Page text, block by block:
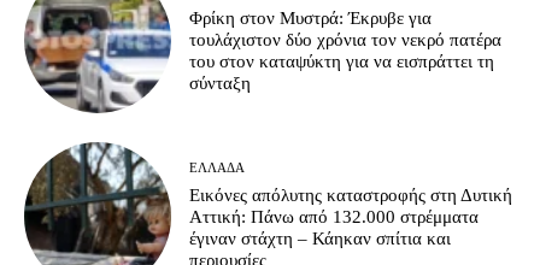
Φρίκη στον Μυστρά: Έκρυβε για
τουλάχιστον δύο χρόνια τον νεκρό πατέρα
του στον καταψύκτη για να εισπράττει τη
σύνταξη
ΕΛΛΆΔΑ
Εικόνες απόλυτης καταστροφής στη Δυτική
Αττική: Πάνω από 132.000 στρέμματα
έγιναν στάχτη – Κάηκαν σπίτια και
περιουσίες